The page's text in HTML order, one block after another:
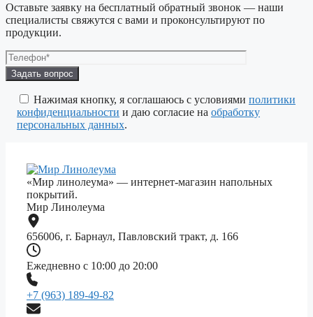
Оставьте заявку на бесплатный обратный звонок — наши
специалисты свяжутся с вами и проконсультируют по
продукции.
Оставьте
это
поле
пустым.
Нажимая кнопку, я соглашаюсь с условиями политики
конфиденциальности и даю согласие на обработку
персональных данных.
«Мир линолеума» — интернет-магазин напольных
покрытий.
Мир Линолеума
656006, г. Барнаул, Павловский тракт, д. 166
Ежедневно с 10:00 до 20:00
+7 (963) 189-49-82